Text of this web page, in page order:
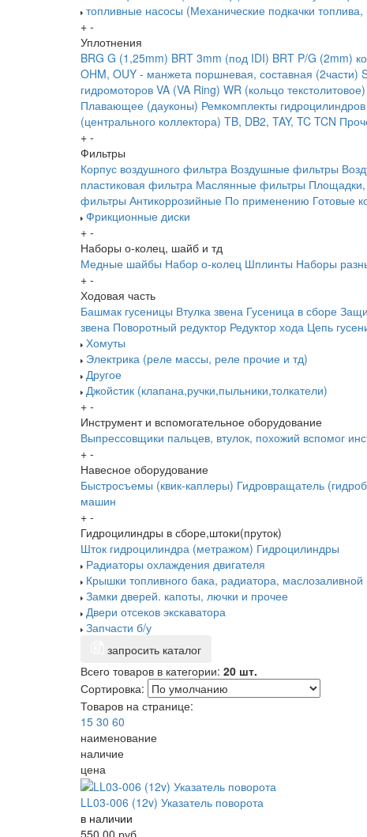
топливные насосы (Механические подкачки топлива,
+ -
Уплотнения
BRG G (1,25mm) BRT 3mm (под IDI) BRT P/G (2mm)
OHM, OUY - манжета поршневая, составная (2части)
гидромоторов VA (VA Ring) WR (кольцо
Плавающее (дауконы) Ремкомплекты гидроцилиндров
(центрального коллектора) TB, DB2, TAY, TC TCN
+ -
Фильтры
Корпус воздушного фильтра Воздушные фильтры
пластиковая фильтра Маслянные фильтры Площадки,
фильтры Антикоррозийные По применению Готовые
Фрикционные диски
+ -
Наборы о-колец, шайб и тд
Медные шайбы Набор о-колец Шплинты Наборы
+ -
Ходовая часть
Башмак гусеницы Втулка звена Гусеница в сборе
звена Поворотный редуктор Редуктор хода Цепь
Хомуты
Электрика (реле массы, реле прочие и тд)
Другое
Джойстик (клапана,ручки,пыльники,толкатели)
+ -
Инструмент и вспомогательное оборудование
Выпрессовщики пальцев, втулок, похожий вспомог
+ -
Навесное оборудование
Быстросъемы (квик-каплеры) Гидровращатель
машин
+ -
Гидроцилиндры в сборе,штоки(пруток)
Шток гидроцилиндра (метражом) Гидроцилиндры
Радиаторы охлаждения двигателя
Крышки топливного бака, радиатора, маслозаливной
Замки дверей. капоты, лючки и прочее
Двери отсеков экскаватора
Запчасти б/у
запросить каталог
Всего товаров в категории: 20 шт.
Сортировка:
Товаров на странице:
15 30 60
наименование
наличие
цена
LL03-006 (12v) Указатель поворота
в наличии